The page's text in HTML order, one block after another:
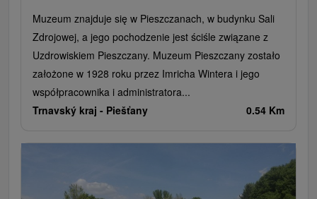
Muzeum znajduje się w Pieszczanach, w budynku Sali
Zdrojowej, a jego pochodzenie jest ściśle związane z
Uzdrowiskiem Pieszczany. Muzeum Pieszczany zostało
założone w 1928 roku przez Imricha Wintera i jego
współpracownika i administratora...
Trnavský kraj - Piešťany 0.54 Km